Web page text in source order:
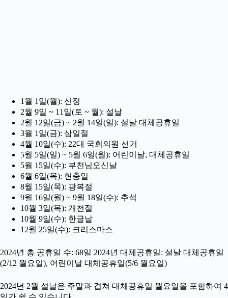
1월 1일(월): 신정
2월 9일 ~ 11일(토 ~ 월): 설날
2월 12일(금) ~ 2월 14일(일): 설날 대체공휴일
3월 1일(금): 삼일절
4월 10일(수): 22대 국회의원 선거
5월 5일(일) ~ 5월 6일(월): 어린이날, 대체공휴일
5월 15일(수): 부천님오신날
6월 6일(목): 현충일
8월 15일(목): 광복절
9월 16일(월) ~ 9월 18일(수): 추석
10월 3일(목): 개천절
10월 9일(수): 한글날
12월 25일(수): 크리스마스
2024년 총 공휴일 수: 68일 2024년 대체공휴일: 설날 대체공휴일
(2/12 월요일), 어린이날 대체공휴일(5/6 월요일)
2024년 2월 설날은 주말과 겹쳐 대체공휴일 월요일을 포함하여 4